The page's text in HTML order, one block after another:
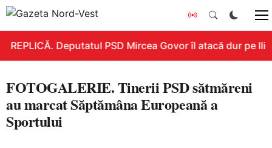
REPLICĂ. Deputatul PSD Mircea Govor îl atacă dur pe
FOTOGALERIE. Tinerii PSD sătmăreni
au marcat Săptămâna Europeană a
Sportului